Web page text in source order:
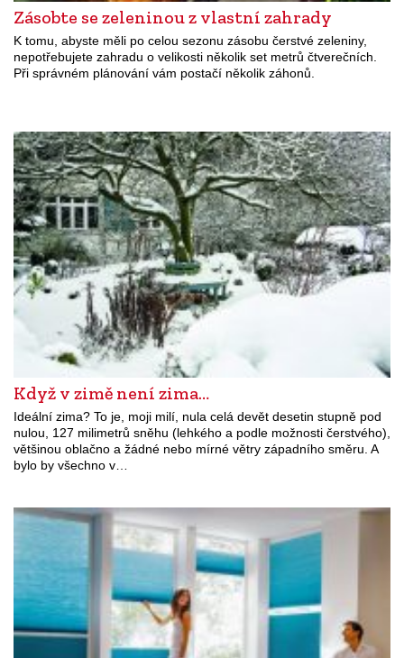
Zásobte se zeleninou z vlastní zahrady
K tomu, abyste měli po celou sezonu zásobu čerstvé zeleniny,
nepotřebujete zahradu o velikosti několik set metrů čtverečních.
Při správném plánování vám postačí několik záhonů.
Když v zimě není zima…
Ideální zima? To je, moji milí, nula celá devět desetin stupně pod
nulou, 127 milimetrů sněhu (lehkého a podle možnosti čerstvého),
většinou oblačno a žádné nebo mírné větry západního směru. A
bylo by všechno v…